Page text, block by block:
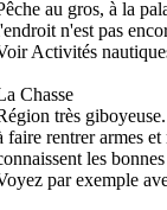
au gros, à la
n'est pas
Activités
Chasse
très
faire rentrer armes
les
par exemple